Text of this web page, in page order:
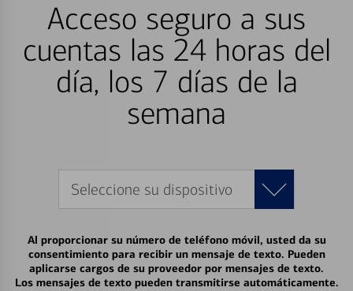
Acceso seguro a sus
cuentas las 24 horas del
día, los 7 días de la
semana
Seleccione su dispositivo
Al proporcionar su número de teléfono móvil, usted da su
consentimiento para recibir un mensaje de texto. Pueden
aplicarse cargos de su proveedor por mensajes de texto.
Los mensajes de texto pueden transmitirse automáticamente.